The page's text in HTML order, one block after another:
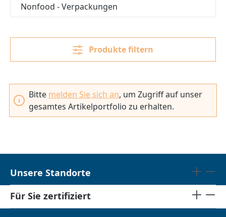
Nonfood - Verpackungen
Produkte filtern
Bitte melden Sie sich an, um Zugriff auf unser
gesamtes Artikelportfolio zu erhalten.
Unsere Standorte
Für Sie zertifiziert